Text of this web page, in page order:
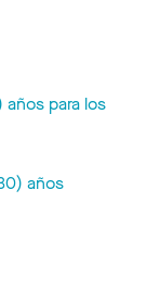
años para los
años